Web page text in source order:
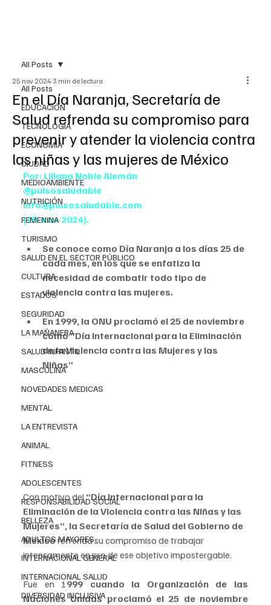
All Posts
EDUCACIÓN
TECNOLOGÍA
ECONOMÍA
CIUDAD
MEDIOAMBIENTE
NUTRICIÓN
FEMENINA
TURISMO
SALUD EN EL SECTOR PÚBLICO
CULTURA
ESTADOS
SEGURIDAD
LA MAÑANERA
SALUD INFANTIL
MASCULINA
NOVEDADES MEDICAS
MENTAL
LA ENTREVISTA
ANIMAL
FITNESS
ADOLESCENTES
RESPONSABILIDAD SOCIAL
BELLEZA
ADULTOS MAYORES
INTERNACIONAL GENERAL
INTERNACIONAL SALUD
DIVERSIDAD INCLUSIVA
All Posts
En el Día Naranja, Secretaría de
Salud refrenda su compromiso para
prevenir y atender la violencia contra
las niñas y las mujeres de México
25 nov 2024 3 min de lectura
Por: Liliana Noble Alemán
@pulsosaludable
info@pulsosaludable.com
(25-nov-2024).
Se conoce como Día Naranja a los días 25 de
cada mes, en los que se enfatiza la
necesidad de combatir todo tipo de
violencia contra las mujeres.
En 1999, la ONU proclamó el 25 de noviembre
como “Día Internacional para la Eliminación
de la Violencia contra las Mujeres y las
Niñas”
Con motivo del “Día Internacional para la
Eliminación de la Violencia contra las Niñas y las
Mujeres”, la Secretaría de Salud del Gobierno de
México refrenda su compromiso de trabajar
intensamente en pro de ese objetivo impostergable.
Fue en 1999 cuando la Organización de las
Naciones Unidas proclamó el 25 de noviembre